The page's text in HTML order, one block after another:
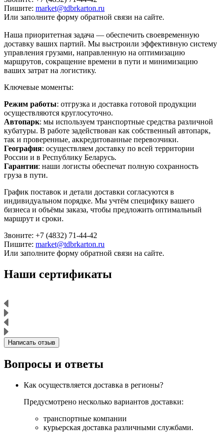
Пишите: market@tdbrkarton.ru
Или заполните форму обратной связи на сайте.
Наша приоритетная задача — обеспечить своевременную
доставку ваших партий. Мы выстроили эффективную систему
управления грузами, направленную на оптимизацию
маршрутов, сокращение времени в пути и минимизацию
ваших затрат на логистику.
Ключевые моменты:
Режим работы: отгрузка и доставка готовой продукции
осуществляются круглосуточно.
Автопарк: мы используем транспортные средства различной
кубатуры. В работе задействован как собственный автопарк,
так и проверенные, аккредитованные перевозчики.
География: осуществляем доставку по всей территории
России и в Республику Беларусь.
Гарантии: наши логисты обеспечат полную сохранность
груза в пути.
График поставок и детали доставки согласуются в
индивидуальном порядке. Мы учтём специфику вашего
бизнеса и объёмы заказа, чтобы предложить оптимальный
маршрут и сроки.
Звоните: +7 (4832) 71-44-42
Пишите: market@tdbrkarton.ru
Или заполните форму обратной связи на сайте.
Наши сертификаты
Написать отзыв
Вопросы и ответы
Как осуществляется доставка в регионы?
Предусмотрено несколько вариантов доставки:
транспортные компании
курьерская доставка различными службами.